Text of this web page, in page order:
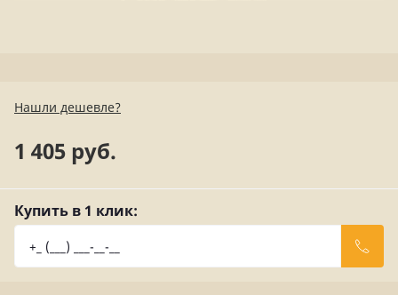
Нашли дешевле?
1 405 руб.
Купить в 1 клик: